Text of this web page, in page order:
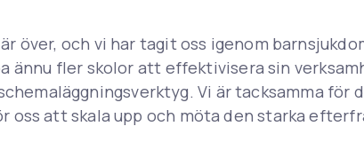
över, och vi har tagit oss igenom
ännu fler skolor att effektivisera sin
Vi är tacksamma
oss att skala upp och möta den starka